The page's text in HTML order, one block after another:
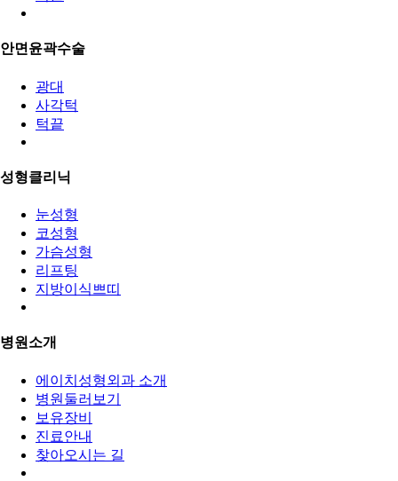
안면윤곽수술
광대
사각턱
턱끝
성형클리닉
눈성형
코성형
가슴성형
리프팅
지방이식쁘띠
병원소개
에이치성형외과 소개
병원둘러보기
보유장비
진료안내
찾아오시는 길